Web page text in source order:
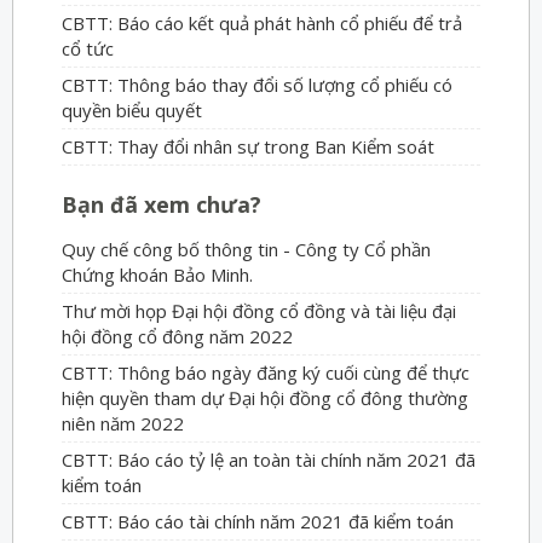
CBTT: Báo cáo kết quả phát hành cổ phiếu để trả
cổ tức
CBTT: Thông báo thay đổi số lượng cổ phiếu có
quyền biểu quyết
CBTT: Thay đổi nhân sự trong Ban Kiểm soát
Bạn đã xem chưa?
Quy chế công bố thông tin - Công ty Cổ phần
Chứng khoán Bảo Minh.
Thư mời họp Đại hội đồng cổ đồng và tài liệu đại
hội đồng cổ đông năm 2022
CBTT: Thông báo ngày đăng ký cuối cùng để thực
hiện quyền tham dự Đại hội đồng cổ đông thường
niên năm 2022
CBTT: Báo cáo tỷ lệ an toàn tài chính năm 2021 đã
kiểm toán
CBTT: Báo cáo tài chính năm 2021 đã kiểm toán